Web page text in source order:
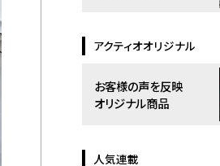
アクティオオリジナル
お客様の声を反映
オリジナル商品
人気連載